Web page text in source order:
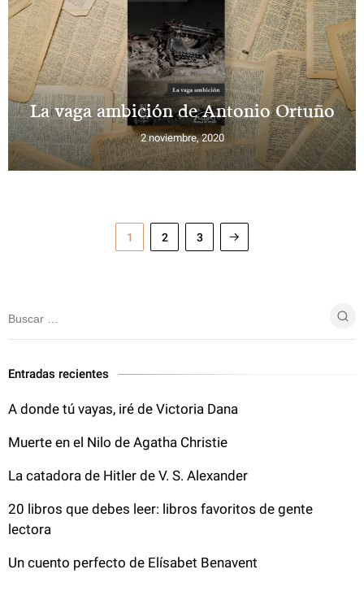
La vaga ambición de Antonio Ortuño
2 noviembre, 2020
1 2 3
Entradas recientes
A donde tú vayas, iré de Victoria Dana
Muerte en el Nilo de Agatha Christie
La catadora de Hitler de V. S. Alexander
20 libros que debes leer: libros favoritos de gente
lectora
Un cuento perfecto de Elísabet Benavent